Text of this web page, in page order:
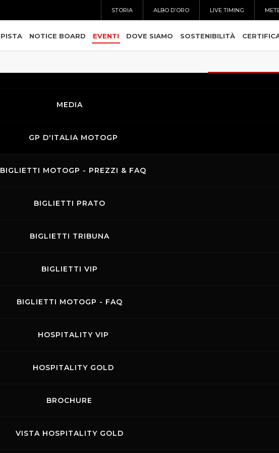
STORIA ALBO D’ORO LIVE TIMING
PISTA NOTICE BOARD EVENTI DOVE SIAMO SOSTENIBILITÀ
MEDIA
GP D'ITALIA MOTOGP
BIGLIETTI MOTOGP - PREZZI & FAQ
BIGLIETTI PRATO
BIGLIETTI TRIBUNA
BIGLIETTI VIP
BIGLIETTI MOTOGP - FAQ
HOSPITALITY VIP
HOSPITALITY GOLD
BROCHURE
VISTA HOSPITALITY GOLD
TUTTI GLI
MOSTRA GLI